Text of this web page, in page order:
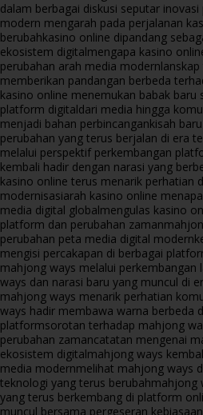
dalam berbagai diskusi seputar
modern mengarah pada perjalanan
berubahkasino online dipandang
ekosistem digitalmengapa kasino
perubahan arah media modern
memberikan pandangan berbeda
kasino online menemukan babak baru
platform digitaldari media hingga
menjadi bahan perbincangankisah
perubahan yang terus berjalan di era
melalui perspektif perkembangan
kembali hadir dengan narasi yang
kasino online terus menarik perhatian
modernisasiarah kasino online
media digital globalmengulas kasino
platform dan perubahan zaman
perubahan peta media digital modern
mengisi percakapan di berbagai
mahjong ways melalui perkembangan
ways dan narasi baru yang muncul di
mahjong ways menarik perhatian
ways hadir membawa warna berbeda
platformsorotan terhadap mahjong
perubahan zamancatatan mengenai
ekosistem digitalmahjong ways
media modernmelihat mahjong ways
teknologi yang terus berubahmahjong
yang terus berkembang di platform
muncul bersama pergeseran